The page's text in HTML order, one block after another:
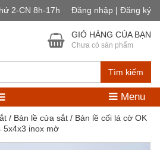
2-CN 8h-17h Đăng nhập | Đăng ký
Tìm kiếm
GIỎ HÀNG CỦA BẠN
Chưa có sản phẩm
Menu
/ Bản lề cửa sắt/ Bản lề cối lá cờ OK
5x4x3 inox mờ